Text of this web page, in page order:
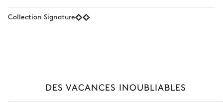
Collection Signature
DES VACANCES INOUBLIABLES